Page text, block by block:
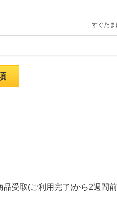
すぐたま
受取(ご利用完了)から2週間